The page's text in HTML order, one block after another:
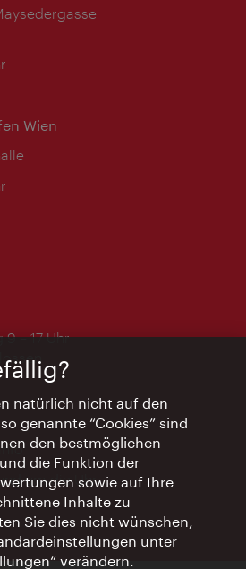
Wien
– 17 Uhr
um die Uhr
natürlich nicht auf den
genannte “Cookies” sind
den bestmöglichen
die Funktion der
sowie auf Ihre
Inhalte zu
Sie dies nicht wünschen,
unter
verändern.